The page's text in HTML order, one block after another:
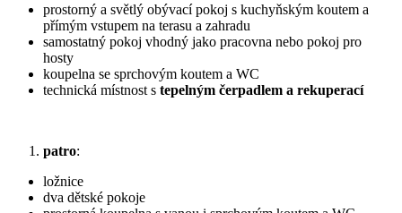
prostorný a světlý obývací pokoj s kuchyňským koutem a
přímým vstupem na terasu a zahradu
samostatný pokoj vhodný jako pracovna nebo pokoj pro
hosty
koupelna se sprchovým koutem a WC
technická místnost s tepelným čerpadlem a rekuperací
patro:
ložnice
dva dětské pokoje